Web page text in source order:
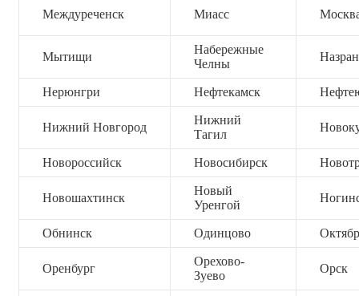
Междуреченск Миасс
Мытищи
Набережные
Челны
Нерюнгри Нефтекамск
Нижний Новгород
Нижний
Тагил
Новороссийск Новосибирск
Новошахтинск
Новый
Уренгой
Обнинск Одинцово
Оренбург
Орехово-
Зуево
Орск